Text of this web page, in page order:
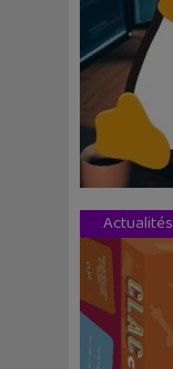
Actualités